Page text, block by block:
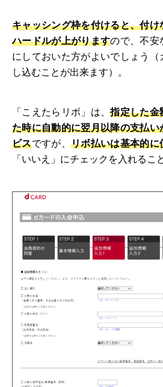
キャッシング枠を付けると、付
ハードルが上がりますので、不安
にしておいた方がよいでしょう（
し込むことが出来ます）。
「こえたらリボ」は、指定した金
た時に自動的に翌月以降の支払
ビスですが、リボ払いは基本的に
「いいえ」にチェックを入れるこ